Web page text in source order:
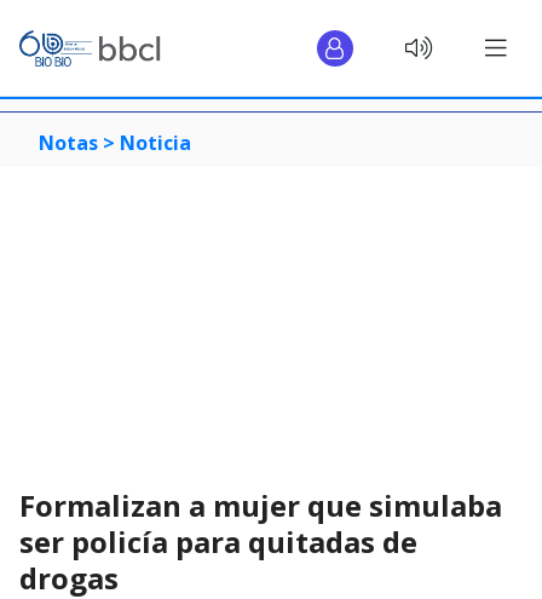
Notas > Noticia
Formalizan a mujer que simulaba
ser policía para quitadas de
drogas